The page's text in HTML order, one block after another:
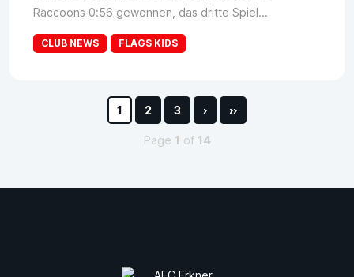
Raccoons 0:56 gewonnen, das dritte Spiel...
CLUB NEWS FLAGS KIDS
1 2 3 › ››
Page 1 of 14